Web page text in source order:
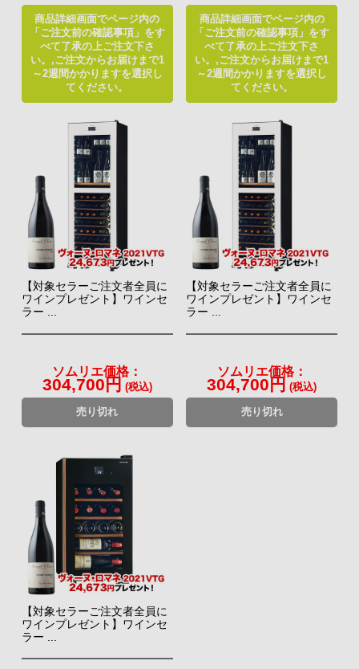
商品詳細画面でページ内の
「ご注文前の確認事項」をす
べて了承の上ご注文下さ
い。,ご注文からお届けまで1
～2週間かかりますを選択し
てください。
商品詳細画面でページ内の
「ご注文前の確認事項」をす
べて了承の上ご注文下さ
い。,ご注文からお届けまで1
～2週間かかりますを選択し
てください。
【対象セラーご注文者全員に
ワインプレゼント】ワインセ
ラー ...
ソムリエ価格：
304,700円 (税込)
売り切れ
【対象セラーご注文者全員に
ワインプレゼント】ワインセ
ラー ...
ソムリエ価格：
304,700円 (税込)
売り切れ
【対象セラーご注文者全員に
ワインプレゼント】ワインセ
ラー ...